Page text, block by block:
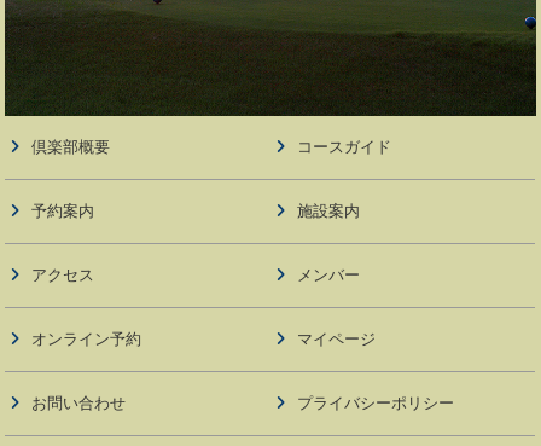
倶楽部概要 コースガイド
予約案内 施設案内
アクセス メンバー
オンライン予約 マイページ
お問い合わせ プライバシーポリシー